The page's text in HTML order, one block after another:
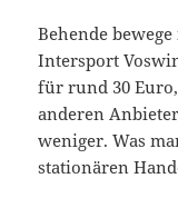
Behende
Intersport
für rund 30
anderen
weniger. Was
stationären